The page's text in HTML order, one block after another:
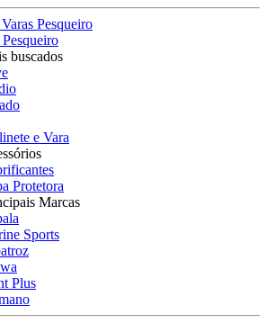
Pesqueiro
buscados
e Vara
Protetora
Marcas
Sports
Plus